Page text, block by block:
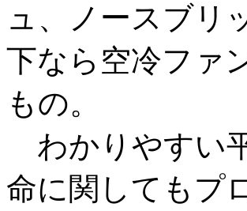
ュ、ノースブリ
下なら空冷ファ
もの。
わかりやすい
命に関してもプ